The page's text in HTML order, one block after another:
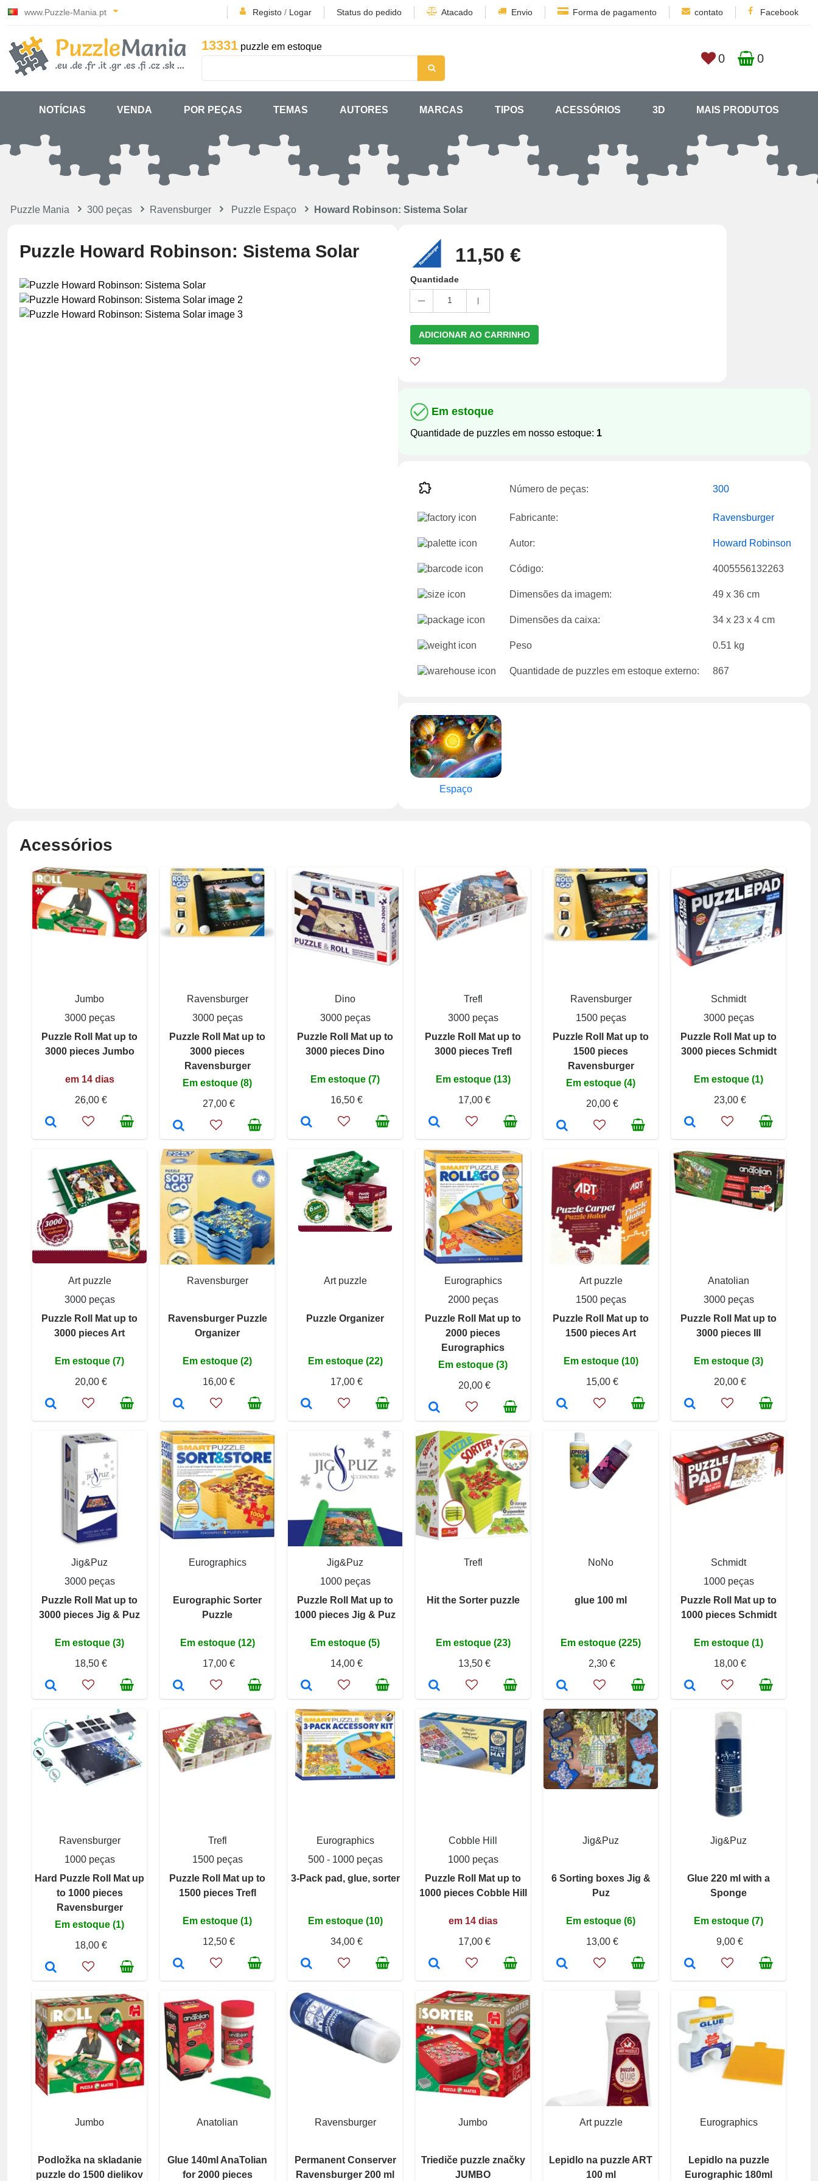
www.Puzzle-Mania.pt Registo / Logar Status do pedido Atacado Envio Forma de pagamento contato Facebook
13331 puzzle em estoque
0 0
NOTÍCIAS VENDA POR PEÇAS TEMAS AUTORES MARCAS TIPOS ACESSÓRIOS 3D MAIS PRODUTOS
Puzzle Mania 300 peças Ravensburger Puzzle Espaço Howard Robinson: Sistema Solar
Puzzle Howard Robinson: Sistema Solar 11,50 €
Quantidade
1
ADICIONAR AO CARRINHO
Em estoque
Quantidade de puzzles em nosso estoque: 1
Número de peças: 300
Fabricante: Ravensburger
Autor: Howard Robinson
Código: 4005556132263
Dimensões da imagem: 49 x 36 cm
Dimensões da caixa: 34 x 23 x 4 cm
Peso 0.51 kg
Quantidade de puzzles em estoque externo: 867
Espaço
Acessórios
Jumbo
3000 peças
Puzzle Roll Mat up to
3000 pieces Jumbo
em 14 dias
26,00 €
Ravensburger
3000 peças
Puzzle Roll Mat up to
3000 pieces
Ravensburger
Em estoque (8)
27,00 €
Dino
3000 peças
Puzzle Roll Mat up to
3000 pieces Dino
Em estoque (7)
16,50 €
Trefl
3000 peças
Puzzle Roll Mat up to
3000 pieces Trefl
Em estoque (13)
17,00 €
Ravensburger
1500 peças
Puzzle Roll Mat up to
1500 pieces
Ravensburger
Em estoque (4)
20,00 €
Schmidt
3000 peças
Puzzle Roll Mat up to
3000 pieces Schmidt
Em estoque (1)
23,00 €
Art puzzle
3000 peças
Puzzle Roll Mat up to
3000 pieces Art
Em estoque (7)
20,00 €
Ravensburger
Ravensburger Puzzle
Organizer
Em estoque (2)
16,00 €
Art puzzle
Puzzle Organizer
Em estoque (22)
17,00 €
Eurographics
2000 peças
Puzzle Roll Mat up to
2000 pieces
Eurographics
Em estoque (3)
20,00 €
Art puzzle
1500 peças
Puzzle Roll Mat up to
1500 pieces Art
Em estoque (10)
15,00 €
Anatolian
3000 peças
Puzzle Roll Mat up to
3000 pieces III
Em estoque (3)
20,00 €
Jig&Puz
3000 peças
Puzzle Roll Mat up to
3000 pieces Jig & Puz
Em estoque (3)
18,50 €
Eurographics
Eurographic Sorter
Puzzle
Em estoque (12)
17,00 €
Jig&Puz
1000 peças
Puzzle Roll Mat up to
1000 pieces Jig & Puz
Em estoque (5)
14,00 €
Trefl
Hit the Sorter puzzle
Em estoque (23)
13,50 €
NoNo
glue 100 ml
Em estoque (225)
2,30 €
Schmidt
1000 peças
Puzzle Roll Mat up to
1000 pieces Schmidt
Em estoque (1)
18,00 €
Ravensburger
1000 peças
Hard Puzzle Roll Mat up
to 1000 pieces
Ravensburger
Em estoque (1)
18,00 €
Trefl
1500 peças
Puzzle Roll Mat up to
1500 pieces Trefl
Em estoque (1)
12,50 €
Eurographics
500 - 1000 peças
3-Pack pad, glue, sorter
Em estoque (10)
34,00 €
Cobble Hill
1000 peças
Puzzle Roll Mat up to
1000 pieces Cobble Hill
em 14 dias
17,00 €
Jig&Puz
6 Sorting boxes Jig &
Puz
Em estoque (6)
13,00 €
Jig&Puz
Glue 220 ml with a
Sponge
Em estoque (7)
9,00 €
Jumbo
Podložka na skladanie
puzzle do 1500 dielikov
Anatolian
Glue 140ml AnaTolian
for 2000 pieces
Ravensburger
Permanent Conserver
Ravensburger 200 ml
Jumbo
Triediče puzzle značky
JUMBO
Art puzzle
Lepidlo na puzzle ART
100 ml
Eurographics
Lepidlo na puzzle
Eurographic 180ml